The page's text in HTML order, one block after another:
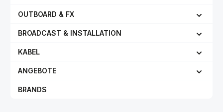
OUTBOARD & FX
BROADCAST & INSTALLATION
KABEL
ANGEBOTE
BRANDS